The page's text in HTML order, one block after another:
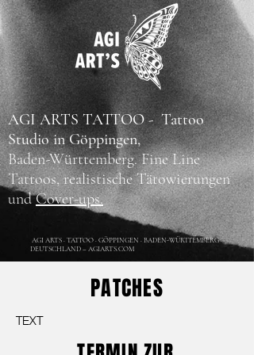
AGI ARTS TATTOO - Tattoo
Studio in Göppingen,
Baden-Württemberg.Fine Line
Tattoos, realistische Tätowierungen
undCover-ups.
AGI ARTS · TATTOO · GÖPPINGEN · BADEN-WÜRTTEMBERG ·
DEUTSCHLAND – AGIARTS.COM
PATCHES
TEXT